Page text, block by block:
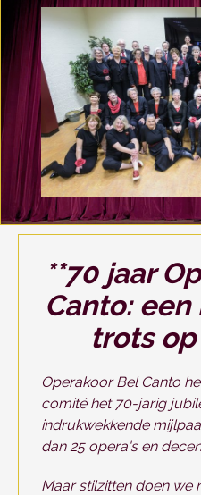
**70 jaar
Canto:
trots
Operakoor Bel Canto
comité het 70-jarig
indrukwekkende
dan 25 opera's en
Maar stilzitten doen we